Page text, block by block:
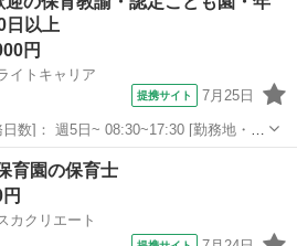
日以上
円
イトキャリア
提携サイト 7月25日
1 非公開 赤十字前駅徒歩2分／商工会
[職種名]：保育教諭・認定こども園...
育園の保育士
カクリエート